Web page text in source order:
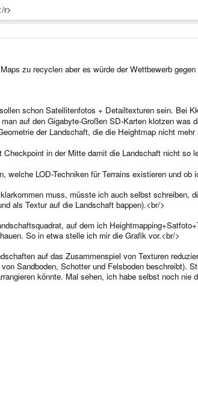
r>
zu recyclen aber es würde der Wettbewerb
schon Satellitenfotos + Detailtexturen sein. Bei
auf den Gigabyte-Großen SD-Karten klotzen was
der Landschaft, die die Heightmap nicht mehr
in der Mitte damit die Landschaft nicht so
LOD-Techniken für Terrains existieren und
muss, müsste ich auch selbst schreiben,
als Textur auf die Landschaft bappen).<br/>
auf dem ich
So in etwa stelle ich mir die Grafik vor.<br/>
auf das Zusammenspiel von Texturen
Sandboden, Schotter und Felsboden beschreibt).
könnte. Mal sehen, ich habe selbst noch nie